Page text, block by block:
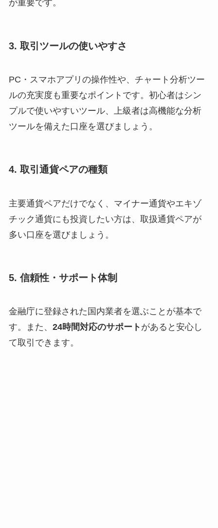
が重要です。
3. 取引ツールの使いやすさ
PC・スマホアプリの操作性や、チャート分析ツー
ルの充実度も重要なポイントです。初心者はシン
プルで使いやすいツール、上級者は高機能な分析
ツールを備えた口座を選びましょう。
4. 取引通貨ペアの種類
主要通貨ペアだけでなく、マイナー通貨やエキゾ
チック通貨にも投資したい方は、取扱通貨ペアが
多い口座を選びましょう。
5. 信頼性・サポート体制
金融庁に登録された国内業者を選ぶことが基本で
す。また、 24時間対応のサポート があると安心し
て取引できます。